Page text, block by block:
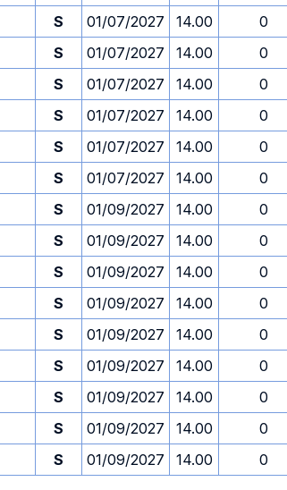
S 01/07/2027 14.00 0
S 01/07/2027 14.00 0
S 01/07/2027 14.00 0
S 01/07/2027 14.00 0
S 01/07/2027 14.00 0
S 01/07/2027 14.00 0
S 01/09/2027 14.00 0
S 01/09/2027 14.00 0
S 01/09/2027 14.00 0
S 01/09/2027 14.00 0
S 01/09/2027 14.00 0
S 01/09/2027 14.00 0
S 01/09/2027 14.00 0
S 01/09/2027 14.00 0
S 01/09/2027 14.00 0